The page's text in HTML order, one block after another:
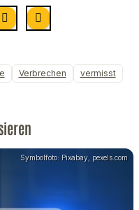
Verbrechen vermisst
Symbolfoto: Pixabay, pexels.com